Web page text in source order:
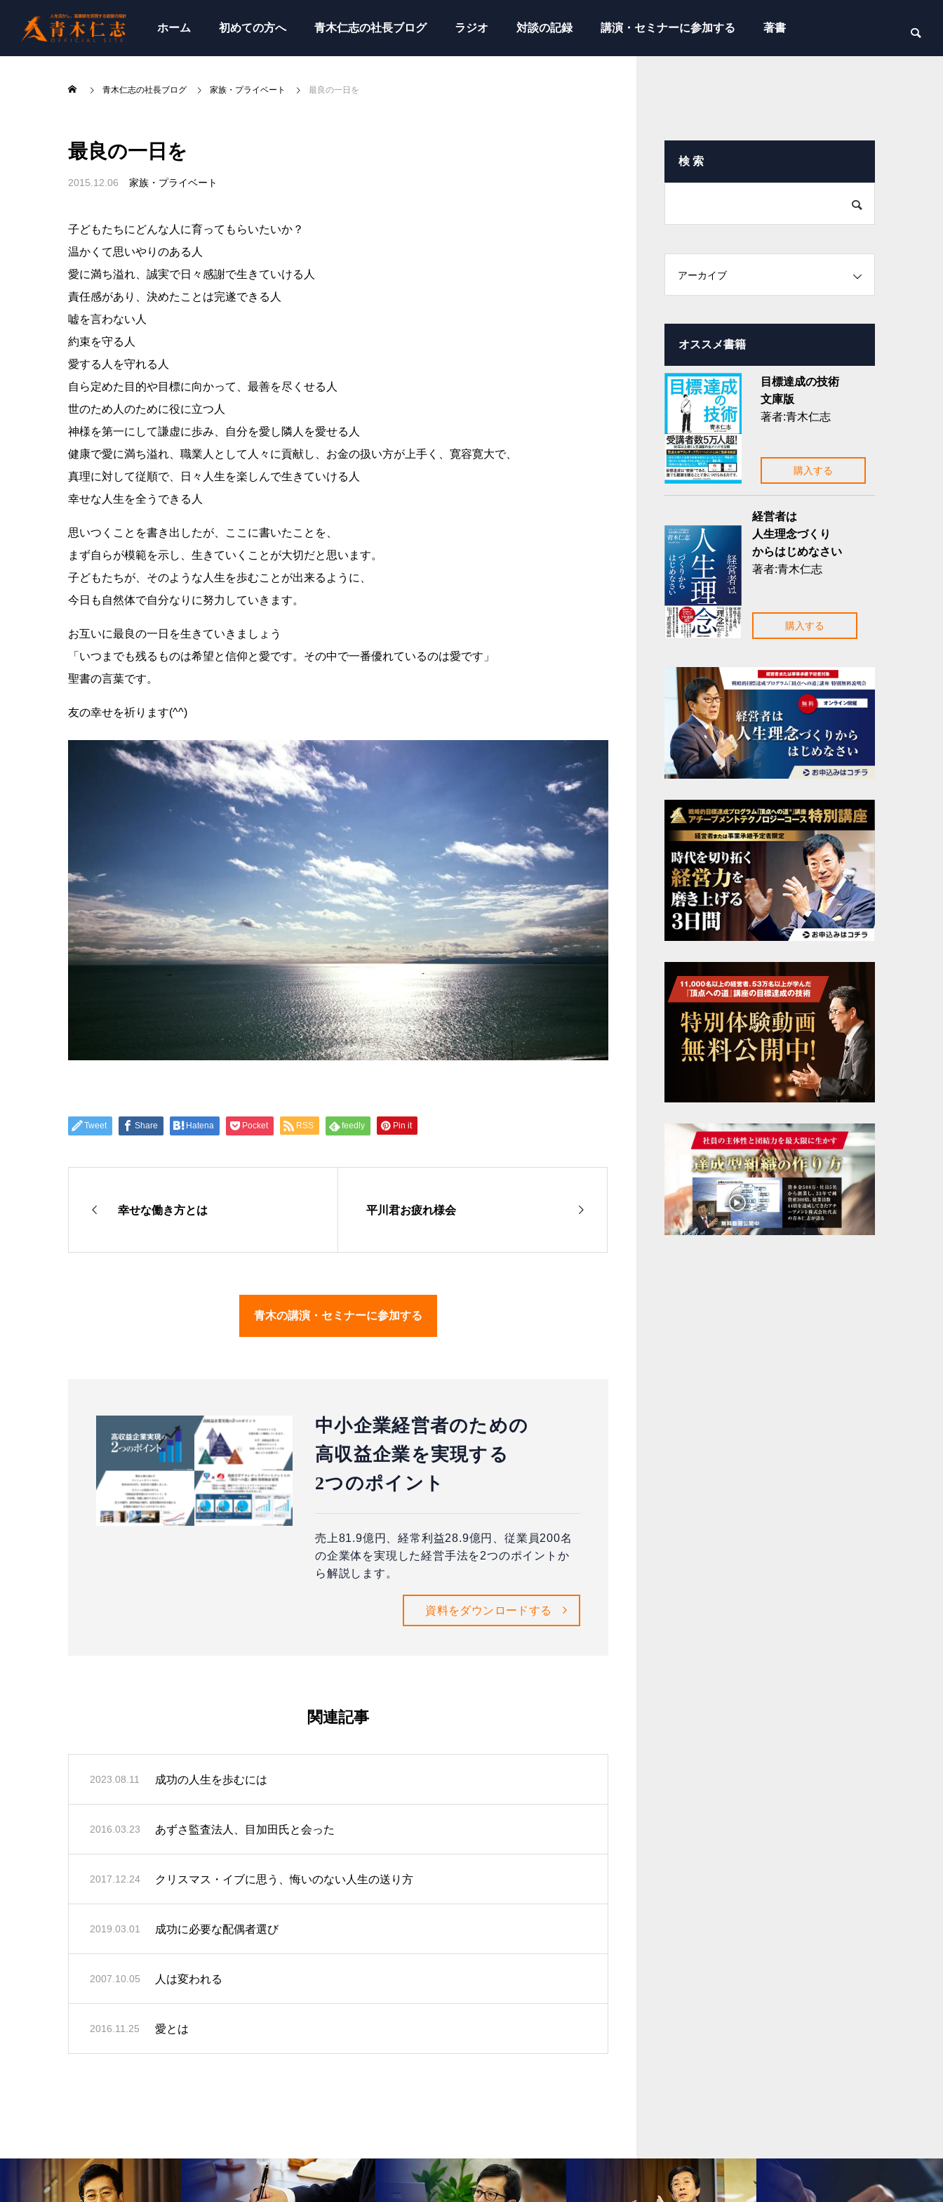
ホーム 初めての方へ 青木仁志の社長ブログ ラジオ 対談の記録 講演・セミナーに参加する 著書
青木仁志の社長ブログ 家族・プライベート 最良の一日を
最良の一日を
2015.12.06 家族・プライベート
子どもたちにどんな人に育ってもらいたいか？
温かくて思いやりのある人
愛に満ち溢れ、誠実で日々感謝で生きていける人
責任感があり、決めたことは完遂できる人
嘘を言わない人
約束を守る人
愛する人を守れる人
自ら定めた目的や目標に向かって、最善を尽くせる人
世のため人のために役に立つ人
神様を第一にして謙虚に歩み、自分を愛し隣人を愛せる人
健康で愛に満ち溢れ、職業人として人々に貢献し、お金の扱い方が上手く、寛容寛大で、
真理に対して従順で、日々人生を楽しんで生きていける人
幸せな人生を全うできる人
思いつくことを書き出したが、ここに書いたことを、
まず自らが模範を示し、生きていくことが大切だと思います。
子どもたちが、そのような人生を歩むことが出来るように、
今日も自然体で自分なりに努力していきます。
お互いに最良の一日を生きていきましょう
「いつまでも残るものは希望と信仰と愛です。その中で一番優れているのは愛です」
聖書の言葉です。
友の幸せを祈ります(^^)
Tweet Share Hatena Pocket RSS feedly Pin it
幸せな働き方とは 平川君お疲れ様会
青木の講演・セミナーに参加する
中小企業経営者のための
高収益企業を実現する
2つのポイント
売上81.9億円、経常利益28.9億円、従業員200名
の企業体を実現した経営手法を2つのポイントか
ら解説します。
資料をダウンロードする
関連記事
2023.08.11 成功の人生を歩むには
2016.03.23 あずさ監査法人、目加田氏と会った
2017.12.24 クリスマス・イブに思う、悔いのない人生の送り方
2019.03.01 成功に必要な配偶者選び
2007.10.05 人は変われる
2016.11.25 愛とは
検 索
アーカイブ
オススメ書籍
目標達成の技術
文庫版
著者:青木仁志
購入する
経営者は
人生理念づくり
からはじめなさい
著者:青木仁志
購入する